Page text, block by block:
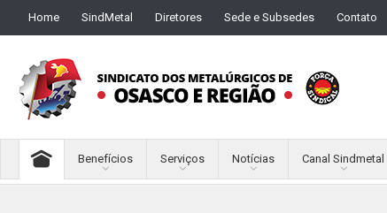
Home SindMetal Diretores Sede e Subsedes Contato
Benefícios Serviços Notícias Canal Sindmetal